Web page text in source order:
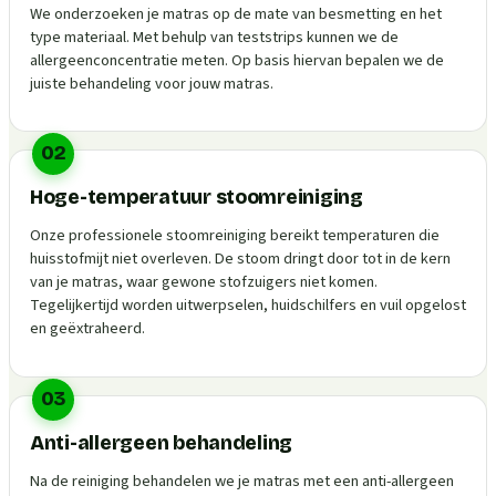
We onderzoeken je matras op de mate van besmetting en het
type materiaal. Met behulp van teststrips kunnen we de
allergeenconcentratie meten. Op basis hiervan bepalen we de
juiste behandeling voor jouw matras.
02
Hoge-temperatuur stoomreiniging
Onze professionele stoomreiniging bereikt temperaturen die
huisstofmijt niet overleven. De stoom dringt door tot in de kern
van je matras, waar gewone stofzuigers niet komen.
Tegelijkertijd worden uitwerpselen, huidschilfers en vuil opgelost
en geëxtraheerd.
03
Anti-allergeen behandeling
Na de reiniging behandelen we je matras met een anti-allergeen